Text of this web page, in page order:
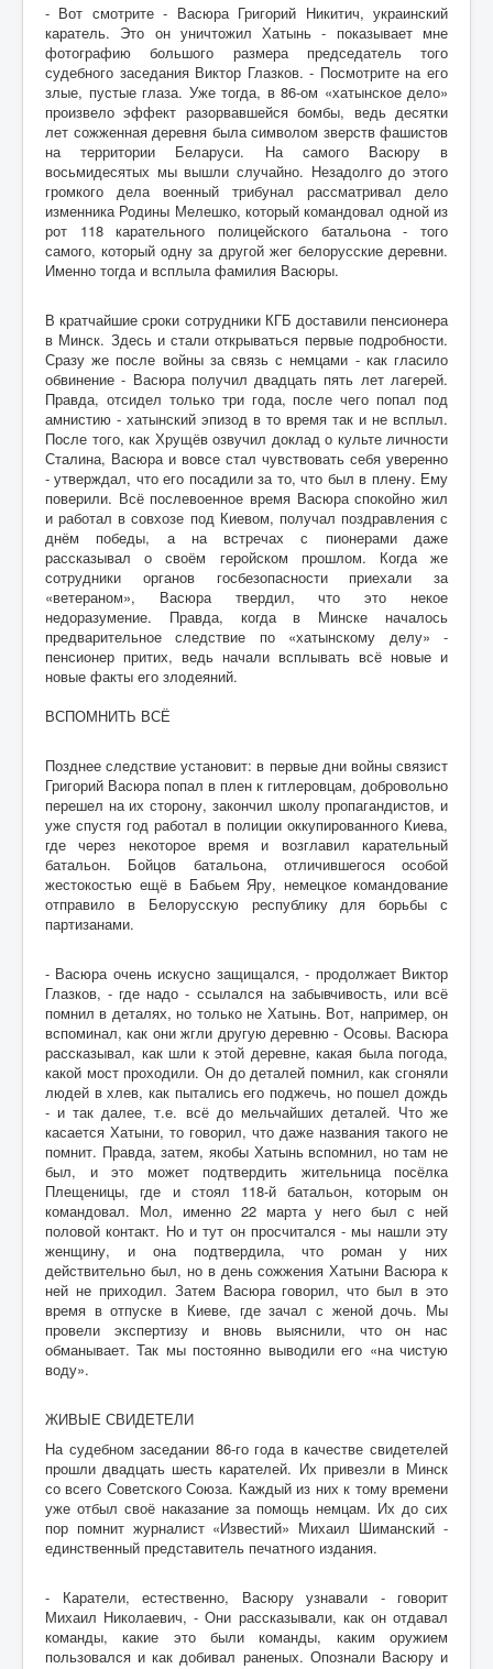
- Вот смотрите - Васюра Григорий Никитич, украинский
каратель. Это он уничтожил Хатынь - показывает мне
фотографию большого размера председатель того
судебного заседания Виктор Глазков. - Посмотрите на его
злые, пустые глаза. Уже тогда, в 86-ом «хатынское дело»
произвело эффект разорвавшейся бомбы, ведь десятки
лет сожженная деревня была символом зверств фашистов
на территории Беларуси. На самого Васюру в
восьмидесятых мы вышли случайно. Незадолго до этого
громкого дела военный трибунал рассматривал дело
изменника Родины Мелешко, который командовал одной из
рот 118 карательного полицейского батальона - того
самого, который одну за другой жег белорусские деревни.
Именно тогда и всплыла фамилия Васюры.
В кратчайшие сроки сотрудники КГБ доставили пенсионера
в Минск. Здесь и стали открываться первые подробности.
Сразу же после войны за связь с немцами - как гласило
обвинение - Васюра получил двадцать пять лет лагерей.
Правда, отсидел только три года, после чего попал под
амнистию - хатынский эпизод в то время так и не всплыл.
После того, как Хрущёв озвучил доклад о культе личности
Сталина, Васюра и вовсе стал чувствовать себя уверенно
- утверждал, что его посадили за то, что был в плену. Ему
поверили. Всё послевоенное время Васюра спокойно жил
и работал в совхозе под Киевом, получал поздравления с
днём победы, а на встречах с пионерами даже
рассказывал о своём геройском прошлом. Когда же
сотрудники органов госбезопасности приехали за
«ветераном», Васюра твердил, что это некое
недоразумение. Правда, когда в Минске началось
предварительное следствие по «хатынскому делу» -
пенсионер притих, ведь начали всплывать всё новые и
новые факты его злодеяний.
ВСПОМНИТЬ ВСЁ
Позднее следствие установит: в первые дни войны связист
Григорий Васюра попал в плен к гитлеровцам, добровольно
перешел на их сторону, закончил школу пропагандистов, и
уже спустя год работал в полиции оккупированного Киева,
где через некоторое время и возглавил карательный
батальон. Бойцов батальона, отличившегося особой
жестокостью ещё в Бабьем Яру, немецкое командование
отправило в Белорусскую республику для борьбы с
партизанами.
- Васюра очень искусно защищался, - продолжает Виктор
Глазков, - где надо - ссылался на забывчивость, или всё
помнил в деталях, но только не Хатынь. Вот, например, он
вспоминал, как они жгли другую деревню - Осовы. Васюра
рассказывал, как шли к этой деревне, какая была погода,
какой мост проходили. Он до деталей помнил, как сгоняли
людей в хлев, как пытались его поджечь, но пошел дождь
- и так далее, т.е. всё до мельчайших деталей. Что же
касается Хатыни, то говорил, что даже названия такого не
помнит. Правда, затем, якобы Хатынь вспомнил, но там не
был, и это может подтвердить жительница посёлка
Плещеницы, где и стоял 118-й батальон, которым он
командовал. Мол, именно 22 марта у него был с ней
половой контакт. Но и тут он просчитался - мы нашли эту
женщину, и она подтвердила, что роман у них
действительно был, но в день сожжения Хатыни Васюра к
ней не приходил. Затем Васюра говорил, что был в это
время в отпуске в Киеве, где зачал с женой дочь. Мы
провели экспертизу и вновь выяснили, что он нас
обманывает. Так мы постоянно выводили его «на чистую
воду».
ЖИВЫЕ СВИДЕТЕЛИ
На судебном заседании 86-го года в качестве свидетелей
прошли двадцать шесть карателей. Их привезли в Минск
со всего Советского Союза. Каждый из них к тому времени
уже отбыл своё наказание за помощь немцам. Их до сих
пор помнит журналист «Известий» Михаил Шиманский -
единственный представитель печатного издания.
- Каратели, естественно, Васюру узнавали - говорит
Михаил Николаевич, - Они рассказывали, как он отдавал
команды, какие это были команды, каким оружием
пользовался и как добивал раненых. Опознали Васюру и